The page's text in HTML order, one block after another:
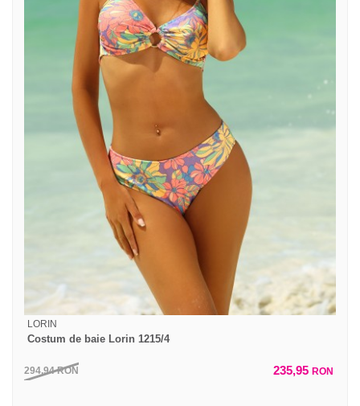
LORIN
Costum de baie Lorin 1215/4
294,94RON 235,95 RON